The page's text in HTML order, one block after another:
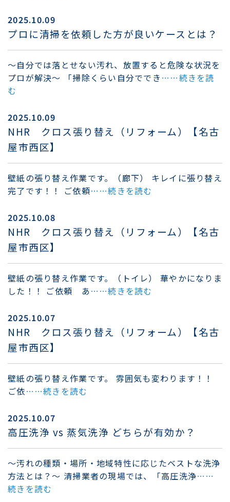
2025.10.09
プロに清掃を依頼した方が良いケースとは？
〜自分では落とせない汚れ、放置すると危険な状況を
プロが解決〜 「掃除くらい自分ででき ……続きを読
む
2025.10.09
NHR クロス張り替え（リフォーム）【名古
屋市西区】
壁紙の張り替え作業です。（廊下） キレイに張り替え
完了です！！ ご依頼……続きを読む
2025.10.08
NHR クロス張り替え（リフォーム）【名古
屋市西区】
壁紙の張り替え作業です。（トイレ） 華やかになりま
した！！ ご依頼 あ……続きを読む
2025.10.07
NHR クロス張り替え（リフォーム）【名古
屋市西区】
壁紙の張り替え作業です。 雰囲気も変わります！！
ご依……続きを読む
2025.10.07
高圧洗浄 vs 蒸気洗浄 どちらが有効か？
～汚れの種類・場所・地域特性に応じたベストな洗浄
方法とは？～ 清掃業者の現場では、「高圧洗浄……
続きを読む